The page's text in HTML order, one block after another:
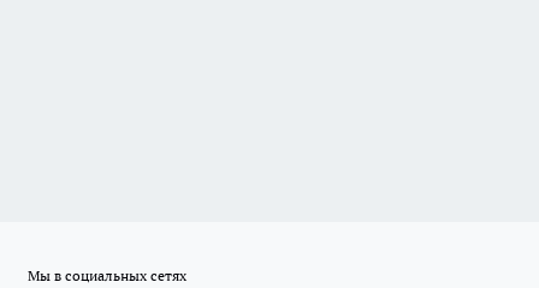
Мы в социальных сетях